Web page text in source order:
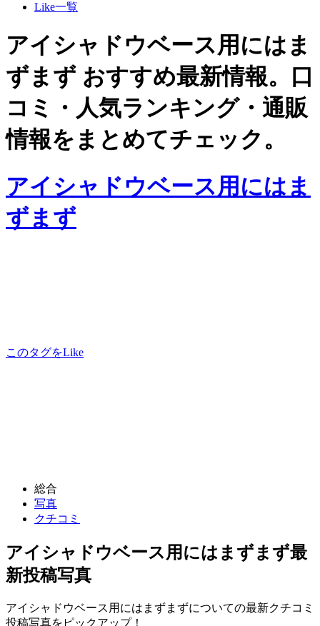
Like一覧
アイシャドウベース用にはま
ずまず おすすめ最新情報。口
コミ・人気ランキング・通販
情報をまとめてチェック。
アイシャドウベース用にはま
ずまず
このタグをLike
総合
写真
クチコミ
アイシャドウベース用にはまずまず最
新投稿写真
アイシャドウベース用にはまずまずについての最新クチコミ
投稿写真をピックアップ！